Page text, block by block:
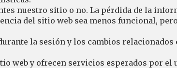
nuestro sitio o no. La pérdida de la
del sitio web sea menos funcional,
la sesión y los cambios relacionados
web y ofrecen servicios esperados por el